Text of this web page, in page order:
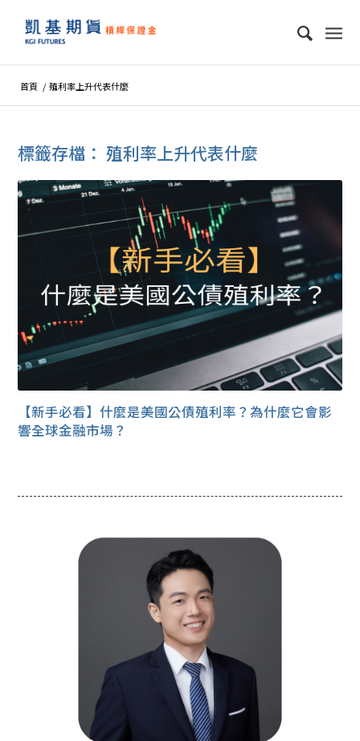
首頁 / 殖利率上升代表什麼
標籤存檔：殖利率上升代表什麼
【新手必看】什麼是美國公債殖利率？為什麼它會影
響全球金融市場？